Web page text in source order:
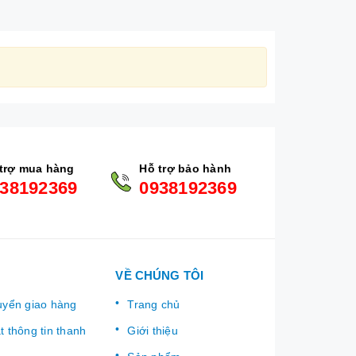
mua hàng Hỗ trợ bảo hành
0938192369
giao hàng
thông tin thanh
VỀ CHÚNG TÔI
Trang chủ
Giới thiệu